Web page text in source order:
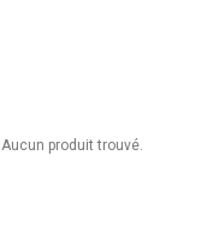
Aucun produit trouvé.